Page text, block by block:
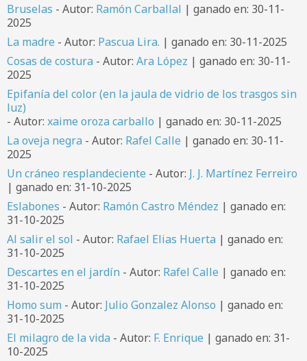
Bruselas - Autor: Ramón Carballal | ganado en: 30-11-
2025
La madre - Autor: Pascua Lira. | ganado en: 30-11-2025
Cosas de costura - Autor: Ara López | ganado en: 30-11-
2025
Epifanía del color (en la jaula de vidrio de los trasgos sin
luz)
- Autor: xaime oroza carballo | ganado en: 30-11-2025
La oveja negra - Autor: Rafel Calle | ganado en: 30-11-
2025
Un cráneo resplandeciente - Autor: J. J. Martínez Ferreiro
| ganado en: 31-10-2025
Eslabones - Autor: Ramón Castro Méndez | ganado en:
31-10-2025
Al salir el sol - Autor: Rafael Elias Huerta | ganado en:
31-10-2025
Descartes en el jardín - Autor: Rafel Calle | ganado en:
31-10-2025
Homo sum - Autor: Julio Gonzalez Alonso | ganado en:
31-10-2025
El milagro de la vida - Autor: F. Enrique | ganado en: 31-
10-2025